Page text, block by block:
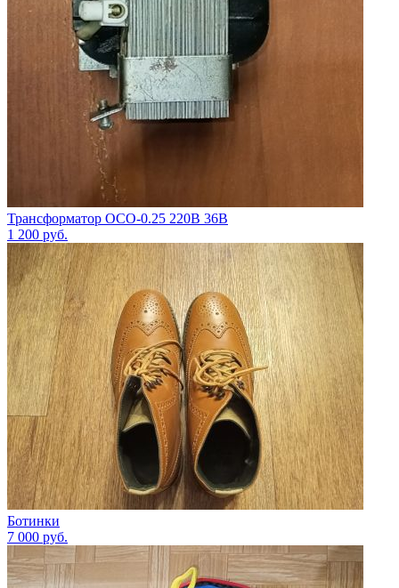
Трансформатор ОСО-0.25 220В 36В
1 200 руб.
Ботинки
7 000 руб.